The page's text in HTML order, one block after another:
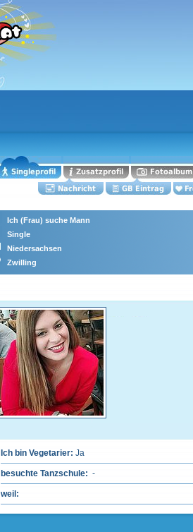
Ich (Frau) suche Mann
Single
Niedersachsen
Zwilling
Ich bin Vegetarier: Ja
besuchte Tanzschule: -
weil: